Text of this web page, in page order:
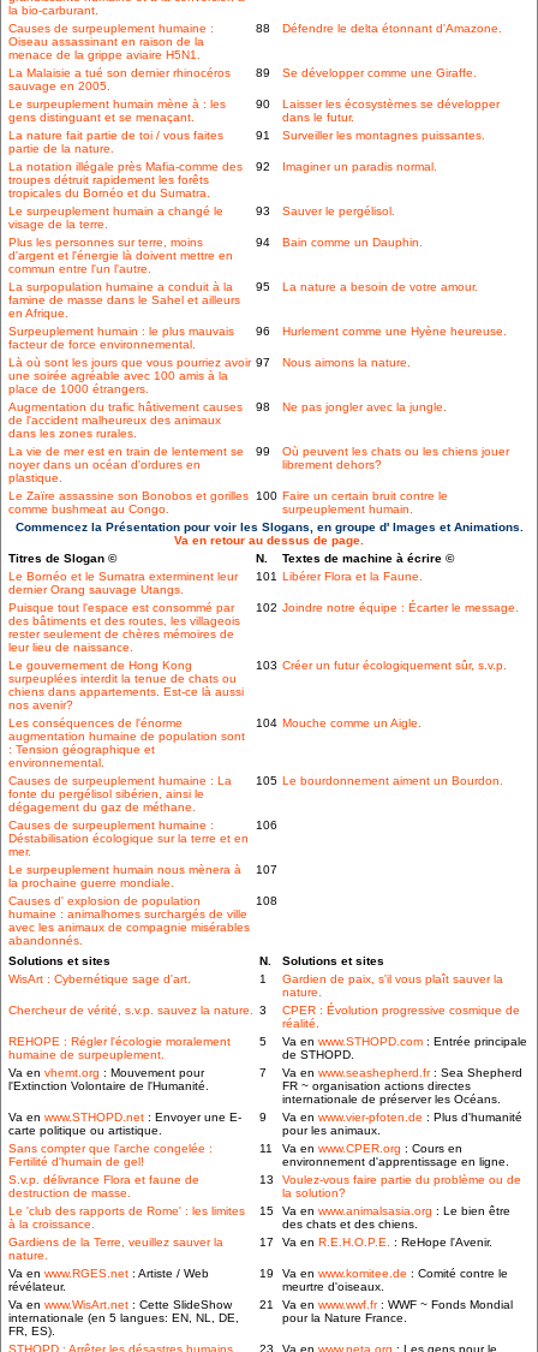
la bio-carburant.
Causes de surpeuplement humaine :
Oiseau assassinant en raison de la
menace de la grippe aviaire H5N1.
88 Défendre le delta étonnant d'Amazone.
La Malaisie a tué son dernier rhinocéros
sauvage en 2005.
89 Se développer comme une Giraffe.
Le surpeuplement humain mène à : les
gens distinguant et se menaçant.
90
Laisser les écosystèmes se développer
dans le futur.
La nature fait partie de toi / vous faites
partie de la nature.
91 Surveiller les montagnes puissantes.
La notation illégale près Mafia-comme des
troupes détruit rapidement les forêts
tropicales du Bornéo et du Sumatra.
92 Imaginer un paradis normal.
Le surpeuplement humain a changé le
visage de la terre.
93 Sauver le pergélisol.
Plus les personnes sur terre, moins
d'argent et l'énergie là doivent mettre en
commun entre l'un l'autre.
94 Bain comme un Dauphin.
La surpopulation humaine a conduit à la
famine de masse dans le Sahel et ailleurs
en Afrique.
95 La nature a besoin de votre amour.
Surpeuplement humain : le plus mauvais
facteur de force environnemental.
96 Hurlement comme une Hyène heureuse.
Là où sont les jours que vous pourriez avoir
une soirée agréable avec 100 amis à la
place de 1000 étrangers.
97 Nous aimons la nature.
Augmentation du trafic hâtivement causes
de l'accident malheureux des animaux
dans les zones rurales.
98 Ne pas jongler avec la jungle.
La vie de mer est en train de lentement se
noyer dans un océan d'ordures en
plastique.
99
Où peuvent les chats ou les chiens jouer
librement dehors?
Le Zaïre assassine son Bonobos et gorilles
comme bushmeat au Congo.
100 Faire un certain bruit contre le
surpeuplement humain.
Commencez la Présentation pour voir les Slogans, en groupe d' Images et Animations.
Va en retour au dessus de page.
Titres de Slogan ©
N.
Textes de machine à écrire ©
Le Bornéo et le Sumatra exterminent leur
dernier Orang sauvage Utangs.
101 Libérer Flora et la Faune.
Puisque tout l'espace est consommé par
des bâtiments et des routes, les villageois
rester seulement de chères mémoires de
leur lieu de naissance.
102 Joindre notre équipe : Écarter le message.
Le gouvernement de Hong Kong
surpeuplées interdit la tenue de chats ou
chiens dans appartements. Est-ce là aussi
nos avenir?
103 Créer un futur écologiquement sûr, s.v.p.
Les conséquences de l'énorme
augmentation humaine de population sont
: Tension géographique et
environnemental.
104 Mouche comme un Aigle.
Causes de surpeuplement humaine : La
fonte du pergélisol sibérien, ainsi le
dégagement du gaz de méthane.
105 Le bourdonnement aiment un Bourdon.
Causes de surpeuplement humaine :
Déstabilisation écologique sur la terre et en
mer.
106
Le surpeuplement humain nous mènera à
la prochaine guerre mondiale.
107
Causes d' explosion de population
humaine : animalhomes surchargés de ville
avec les animaux de compagnie misérables
abandonnés.
108
Solutions et sites N.
Solutions et sites
WisArt : Cybernétique sage d'art.
1
Gardien de paix, s'il vous plaît sauver la
nature.
Chercheur de vérité, s.v.p. sauvez la nature. 3
CPER : Évolution progressive cosmique de
réalité.
REHOPE : Régler l'écologie moralement
humaine de surpeuplement.
5 Va en www.STHOPD.com : Entrée principale
de STHOPD.
Va en vhemt.org : Mouvement pour
l'Extinction Volontaire de l'Humanité.
7 Va en www.seashepherd.fr: Sea Shepherd
FR ~ organisation actions directes
internationale de préserver les Océans.
Va en www.STHOPD.net : Envoyer une E-
carte politique ou artistique.
9 Va en www.vier-pfoten.de : Plus d'humanité
pour les animaux.
Sans compter que l'arche congelée :
Fertilité d'humain de gel!
11 Va en www.CPER.org : Cours en
environnement d'apprentissage en ligne.
S.v.p. délivrance Flora et faune de
destruction de masse.
13
Voulez-vous faire partie du problème ou de
la solution?
Le 'club des rapports de Rome' : les limites
à la croissance.
15 Va en www.animalsasia.org : Le bien être
des chats et des chiens.
Gardiens de la Terre, veuillez sauver la
nature.
17 Va en R.E.H.O.P.E. : ReHope l'Avenir.
Va en www.RGES.net : Artiste / Web
révélateur.
19 Va en www.komitee.de : Comité contre le
meurtre d'oiseaux.
Va en www.WisArt.net : Cette SlideShow
internationale (en 5 langues: EN, NL, DE,
FR, ES).
21 Va en www.wwf.fr: WWF ~ Fonds Mondial
pour la Nature France.